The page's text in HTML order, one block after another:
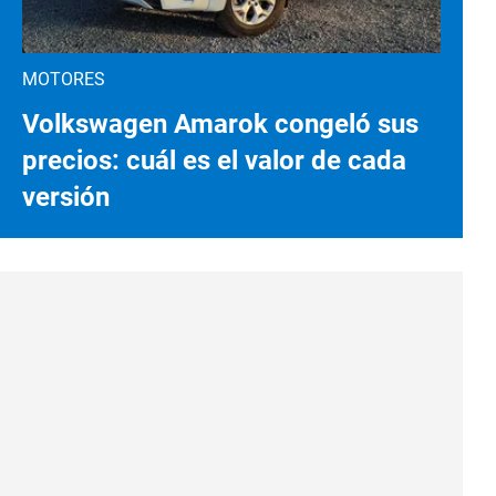
MOTORES
Volkswagen Amarok congeló sus
precios: cuál es el valor de cada
versión